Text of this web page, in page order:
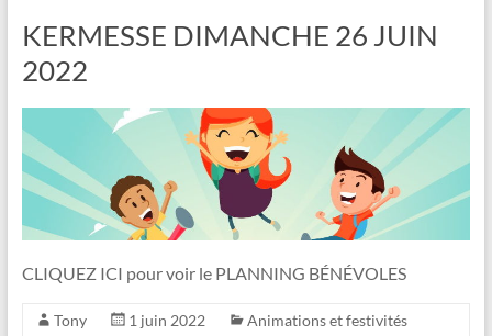
KERMESSE DIMANCHE 26 JUIN
2022
CLIQUEZ ICI pour voir le PLANNING BÉNÉVOLES
Tony 1 juin 2022
Animations et festivités